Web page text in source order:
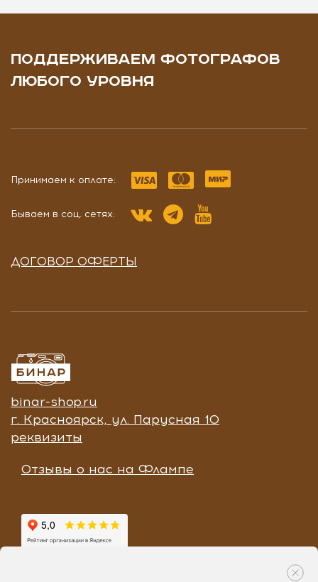
ПОДДЕРЖИВАЕМ ФОТОГРАФОВ
ЛЮБОГО УРОВНЯ
Принимаем к оплате:
Бываем в соц. сетях:
ДОГОВОР ОФЕРТЫ
binar-shop.ru
г. Красноярск, ул. Парусная 10
реквизиты
Отзывы о нас на Флампе